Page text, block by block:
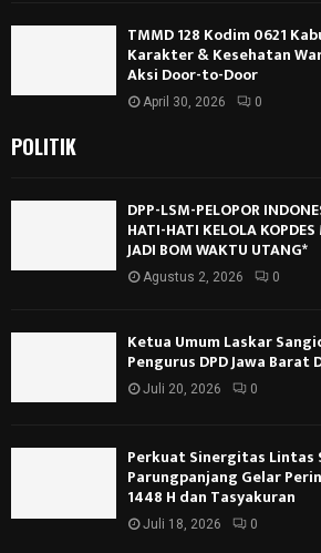
TMMD 128 Kodim 0621
Karakter & Kesehatan
Aksi Door-to-Door
April 30, 2026 0
POLITIK
DPP-LSM-PELOPOR
HATI-HATI KELOLA
JADI BOM WAKTU UTANG*
Agustus 2, 2026 0
Ketua Umum Laskar
Pengurus DPD Jawa Barat
Juli 20, 2026 0
Perkuat Sinergitas Lintas
Parungpanjang Gelar
1448 H dan Tasyakuran
Juli 18, 2026 0